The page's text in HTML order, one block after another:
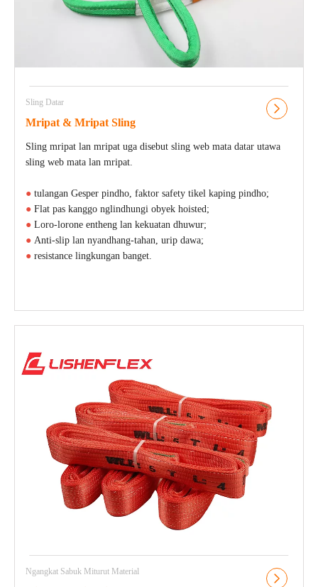
Sling Datar
Mripat & Mripat Sling
Sling mripat lan mripat uga disebut sling web mata datar utawa
sling web mata lan mripat.
● tulangan Gesper pindho, faktor safety tikel kaping pindho;
● Flat pas kanggo nglindhungi obyek hoisted;
● Loro-lorone entheng lan kekuatan dhuwur;
● Anti-slip lan nyandhang-tahan, urip dawa;
● resistance lingkungan banget.
Ngangkat Sabuk Miturut Material